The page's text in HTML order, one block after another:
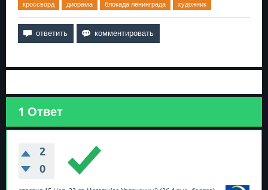
кроссворд диорама блокада ленинграда художник
1 Ответ
2
0